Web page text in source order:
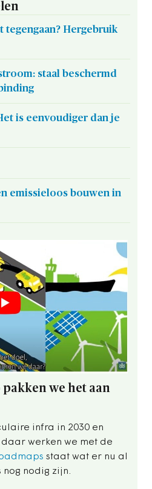
tegengaan? Hergebruik
staal beschermd
is eenvoudiger dan je
emissieloos bouwen in
we het aan
infra in 2030 en
werken we met de
staat wat er nu al
nog nodig zijn.